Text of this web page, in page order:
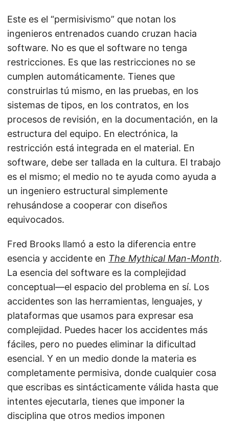
Este es el “permisivismo” que notan los
ingenieros entrenados cuando cruzan hacia
software. No es que el software no tenga
restricciones. Es que las restricciones no se
cumplen automáticamente. Tienes que
construirlas tú mismo, en las pruebas, en los
sistemas de tipos, en los contratos, en los
procesos de revisión, en la documentación, en la
estructura del equipo. En electrónica, la
restricción está integrada en el material. En
software, debe ser tallada en la cultura. El trabajo
es el mismo; el medio no te ayuda como ayuda a
un ingeniero estructural simplemente
rehusándose a cooperar con diseños
equivocados.
Fred Brooks llamó a esto la diferencia entre
esencia y accidente en The Mythical Man-Month.
La esencia del software es la complejidad
conceptual—el espacio del problema en sí. Los
accidentes son las herramientas, lenguajes, y
plataformas que usamos para expresar esa
complejidad. Puedes hacer los accidentes más
fáciles, pero no puedes eliminar la dificultad
esencial. Y en un medio donde la materia es
completamente permisiva, donde cualquier cosa
que escribas es sintácticamente válida hasta que
intentes ejecutarla, tienes que imponer la
disciplina que otros medios imponen